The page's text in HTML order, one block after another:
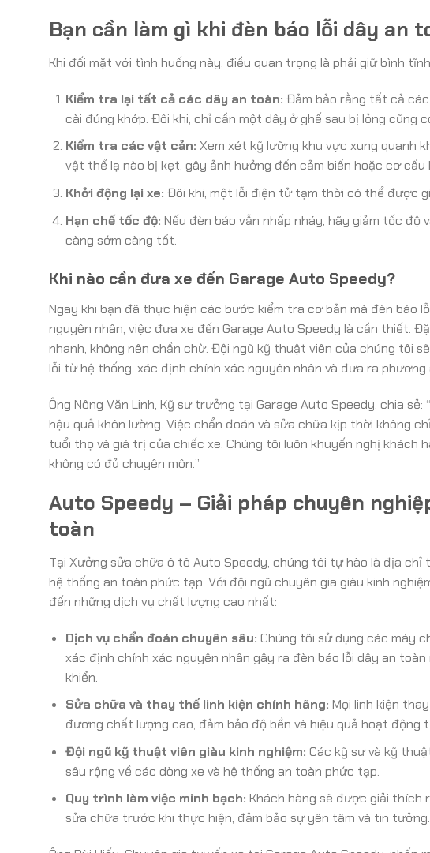
Bạn cần làm gì khi đèn báo lỗi dây an
Khi đối mặt với tình huống này, điều quan trọng là phải giữ bình
Kiểm tra lại tất cả các dây an toàn: Đảm bảo rằng tất cả
cài đúng khớp. Đôi khi, chỉ cần một dây ở ghế sau bị lỏng cũng
Kiểm tra các vật cản: Xem xét kỹ lưỡng khu vực xung quanh
vật thể lạ nào bị kẹt, gây ảnh hưởng đến cảm biến hoặc cơ cấu
Khởi động lại xe: Đôi khi, một lỗi điện tử tạm thời có thể được
Hạn chế tốc độ: Nếu đèn báo vẫn nhấp nháy, hãy giảm tốc
càng sớm càng tốt.
Khi nào cần đưa xe đến Garage Auto Speedy?
Ngay khi bạn đã thực hiện các bước kiểm tra cơ bản mà đèn báo
nguyên nhân, việc đưa xe đến Garage Auto Speedy là cần thiết.
nhanh, không nên chần chừ. Đội ngũ kỹ thuật viên của chúng tôi
lỗi từ hệ thống, xác định chính xác nguyên nhân và đưa ra
Ông Nông Văn Linh, Kỹ sư trưởng tại Garage Auto Speedy, chia
hậu quả khôn lường. Việc chẩn đoán và sửa chữa kịp thời không
tuổi thọ và giá trị của chiếc xe. Chúng tôi luôn khuyến nghị khách
không có đủ chuyên môn.”
Auto Speedy – Giải pháp chuyên
toàn
Tại Xưởng sửa chữa ô tô Auto Speedy, chúng tôi tự hào là địa
hệ thống an toàn phức tạp. Với đội ngũ chuyên gia giàu kinh
đến những dịch vụ chất lượng cao nhất:
Dịch vụ chẩn đoán chuyên sâu: Chúng tôi sử dụng các máy
xác định chính xác nguyên nhân gây ra đèn báo lỗi dây an
khiển.
Sửa chữa và thay thế linh kiện chính hãng: Mọi linh kiện
đương chất lượng cao, đảm bảo độ bền và hiệu quả hoạt động
Đội ngũ kỹ thuật viên giàu kinh nghiệm: Các kỹ sư và kỹ
sâu rộng về các dòng xe và hệ thống an toàn phức tạp.
Quy trình làm việc minh bạch: Khách hàng sẽ được giải thích
sửa chữa trước khi thực hiện, đảm bảo sự yên tâm và tin tưởng.